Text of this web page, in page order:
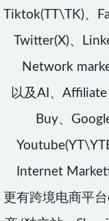
Tiktok(TT\TK)、
Twitter(X)、
Network
以及AI、
Buy、
Internet
更有跨境电商平